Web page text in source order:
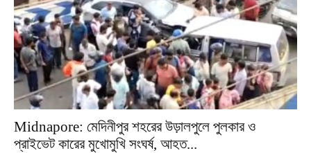
Midnapore: মেদিনীপুর শহরের উড়ালপুলে পুলকার ও
প্রাইভেট কারের মুখোমুখি সংঘর্ষ, আহত...